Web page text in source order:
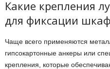
Какие крепления
для фиксации
Чаще всего применяются
гипсокартонные анкеры или
крепления, которые